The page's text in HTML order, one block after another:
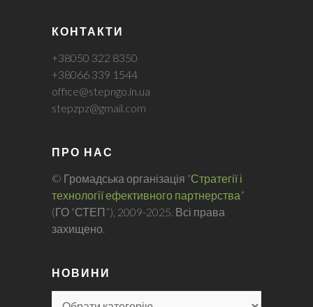
КОНТАКТИ
+38050 322 8350
+38066 339 1544
office@stepngo.in.ua
stepzpz@gmail.com
ПРО НАС
© Громадська організація “Стратегії і
технології ефективного партнерства”
(ГО “СТЕП”), 2009-2025. Всі права
захищено.
НОВИНИ